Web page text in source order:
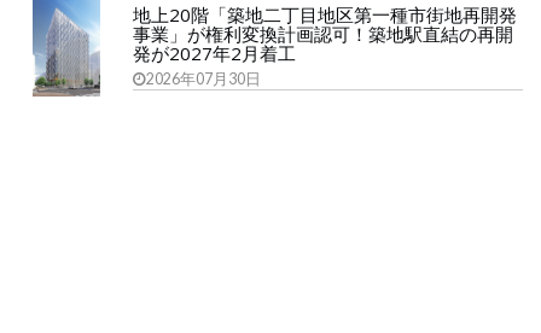
地上20階「築地二丁目地区第一種市街地再開発
事業」が権利変換計画認可！築地駅直結の再開
発が2027年2月着工
2026年07月30日